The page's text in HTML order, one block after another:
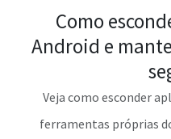
Como
Android e
Veja como esconder
ferramentas próprias